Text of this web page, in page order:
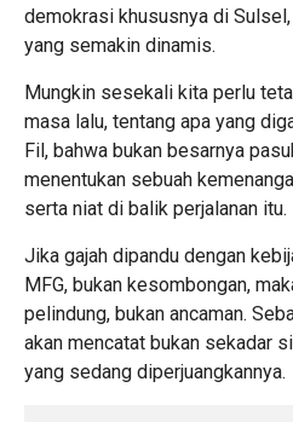
demokrasi khususnya di
yang semakin dinamis.
Mungkin sesekali kita perlu
masa lalu, tentang apa yang
Fil, bahwa bukan besarnya
menentukan sebuah
serta niat di balik perjalanan itu.
Jika gajah dipandu dengan
MFG, bukan kesombongan,
pelindung, bukan ancaman.
akan mencatat bukan sekadar
yang sedang diperjuangkannya.